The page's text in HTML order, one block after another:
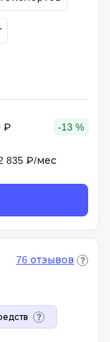
₽ -13 %
835 ₽/мес
76 отзывов